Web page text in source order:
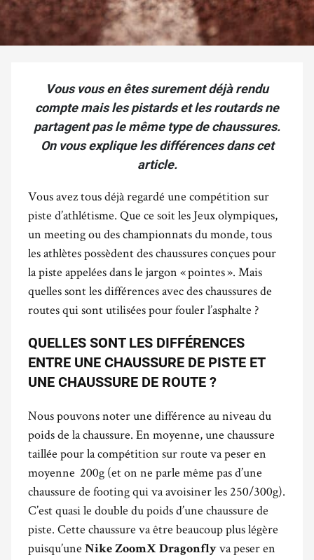
Vous vous en êtes surement déjà rendu
compte mais les pistards et les routards ne
partagent pas le même type de chaussures.
On vous explique les différences dans cet
article.
Vous avez tous déjà regardé une compétition sur
piste d’athlétisme. Que ce soit les Jeux olympiques,
un meeting ou des championnats du monde, tous
les athlètes possèdent des chaussures conçues pour
la piste appelées dans le jargon « pointes ». Mais
quelles sont les différences avec des chaussures de
routes qui sont utilisées pour fouler l’asphalte ?
QUELLES SONT LES DIFFÉRENCES
ENTRE UNE CHAUSSURE DE PISTE ET
UNE CHAUSSURE DE ROUTE ?
Nous pouvons noter une différence au niveau du
poids de la chaussure. En moyenne, une chaussure
taillée pour la compétition sur route va peser en
moyenne 200g (et on ne parle même pas d’une
chaussure de footing qui va avoisiner les 250/300g).
C’est quasi le double du poids d’une chaussure de
piste. Cette chaussure va être beaucoup plus légère
puisqu’une Nike ZoomX Dragonfly va peser en